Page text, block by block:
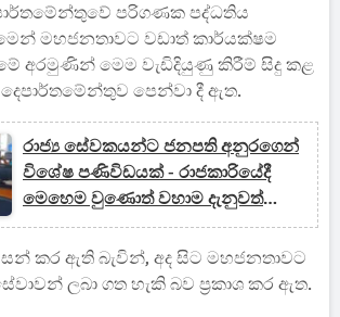
පරිගණක පද්ධතිය
මහජනතාවට වඩාත් කාර්යක්ෂම
අරමුණින් මෙම වැඩිදියුණු කිරීම් සිදු කළ
දෙපාර්තමේන්තුව පෙන්වා දී ඇත.
රාජ්‍ය සේවකයන්ට ජනපති අනුරගෙන්
විශේෂ පණිවිඩයක් - රාජකාරියේදී
මෙහෙම වුණොත් වහාම දැනුවත්
කරන්න
කර ඇති බැවින්, අද සිට මහජනතාවට
ලබා ගත හැකි බව ප්‍රකාශ කර ඇත.